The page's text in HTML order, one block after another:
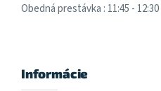
Obedná prestávka : 11:45 - 12:30
Informácie